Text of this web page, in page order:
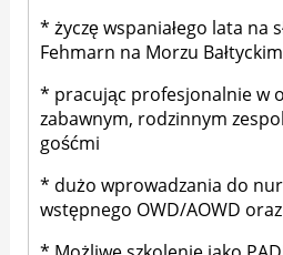
* życzę wspaniałego lata na
Fehmarn na Morzu Bałtyckim
* pracując profesjonalnie w
zabawnym, rodzinnym
gośćmi
* dużo wprowadzania do
wstępnego OWD/AOWD